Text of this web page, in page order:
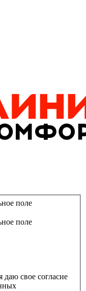
поле
поле
даю свое согласие